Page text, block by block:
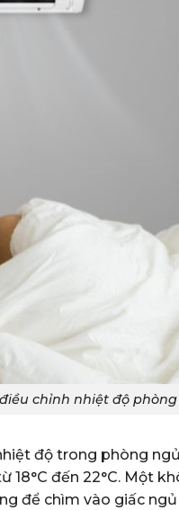
chỉnh nhiệt độ phòng
độ trong phòng
đến 22°C. Một
để chìm vào giấc